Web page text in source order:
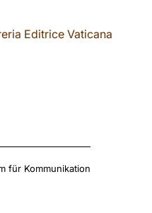
Editrice Vaticana
für Kommunikation